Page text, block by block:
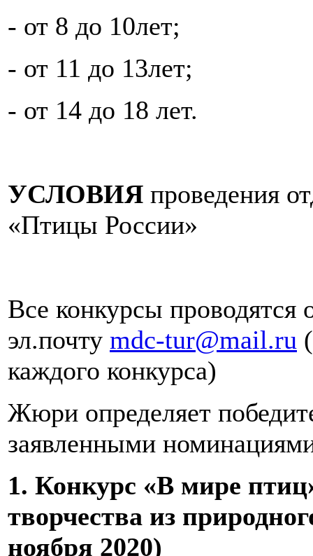
- от 8 до 10лет;
- от 11 до 13лет;
- от 14 до 18 лет.
УСЛОВИЯ проведения
«Птицы России»
Все конкурсы
эл.почту mdc-tur@mail.ru
каждого конкурса)
Жюри определяет
заявленными
1. Конкурс «В мире
творчества из
ноября 2020)